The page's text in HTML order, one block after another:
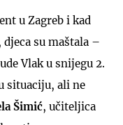
u Zagreb i kad
su maštala –
Vlak u snijegu 2.
situaciju, ali ne
Šimić, učiteljica